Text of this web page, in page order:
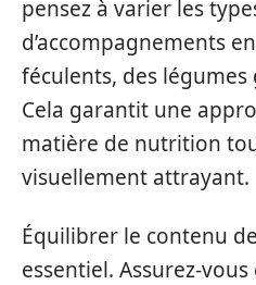
pensez à varier les
d’accompagnements
féculents, des légumes
Cela garantit une
matière de nutrition
visuellement attrayant.
Équilibrer le contenu
essentiel. Assurez-